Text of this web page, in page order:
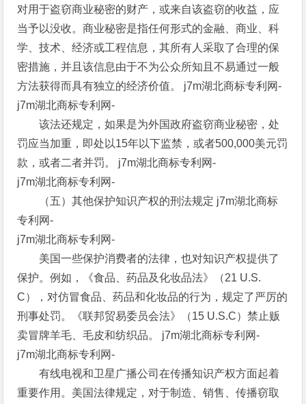
对用于盗窃商业秘密的财产，或来自该盗窃的收益，应
当予以没收。商业秘密是指任何形式的金融、商业、科
学、技术、经济或工程信息，其所有人采取了合理的保
密措施，并且该信息由于不为公众所知且不易通过一般
方法获得而具有独立的经济价值。 j7m湖北商标专利网-
j7m湖北商标专利网-
该法还规定，如果是为外国政府盗窃商业秘密，处
罚应当加重，即处以15年以下监禁，或者500,000美元罚
款，或者二者并罚。 j7m湖北商标专利网-
j7m湖北商标专利网-
（五）其他保护知识产权的刑法规定 j7m湖北商标
专利网-
j7m湖北商标专利网-
美国一些保护消费者的法律，也对知识产权提供了
保护。例如，《食品、药品及化妆品法》（21 U.S.
C），对仿冒食品、药品和化妆品的行为，规定了严厉的
刑事处罚。《联邦贸易委员会法》（15 U.S.C）禁止贩
卖冒牌羊毛、毛皮和纺织品。 j7m湖北商标专利网-
j7m湖北商标专利网-
有线电视和卫星广播公司在传播知识产权方面起着
重要作用。美国法律规定，对于制造、销售、传播窃取